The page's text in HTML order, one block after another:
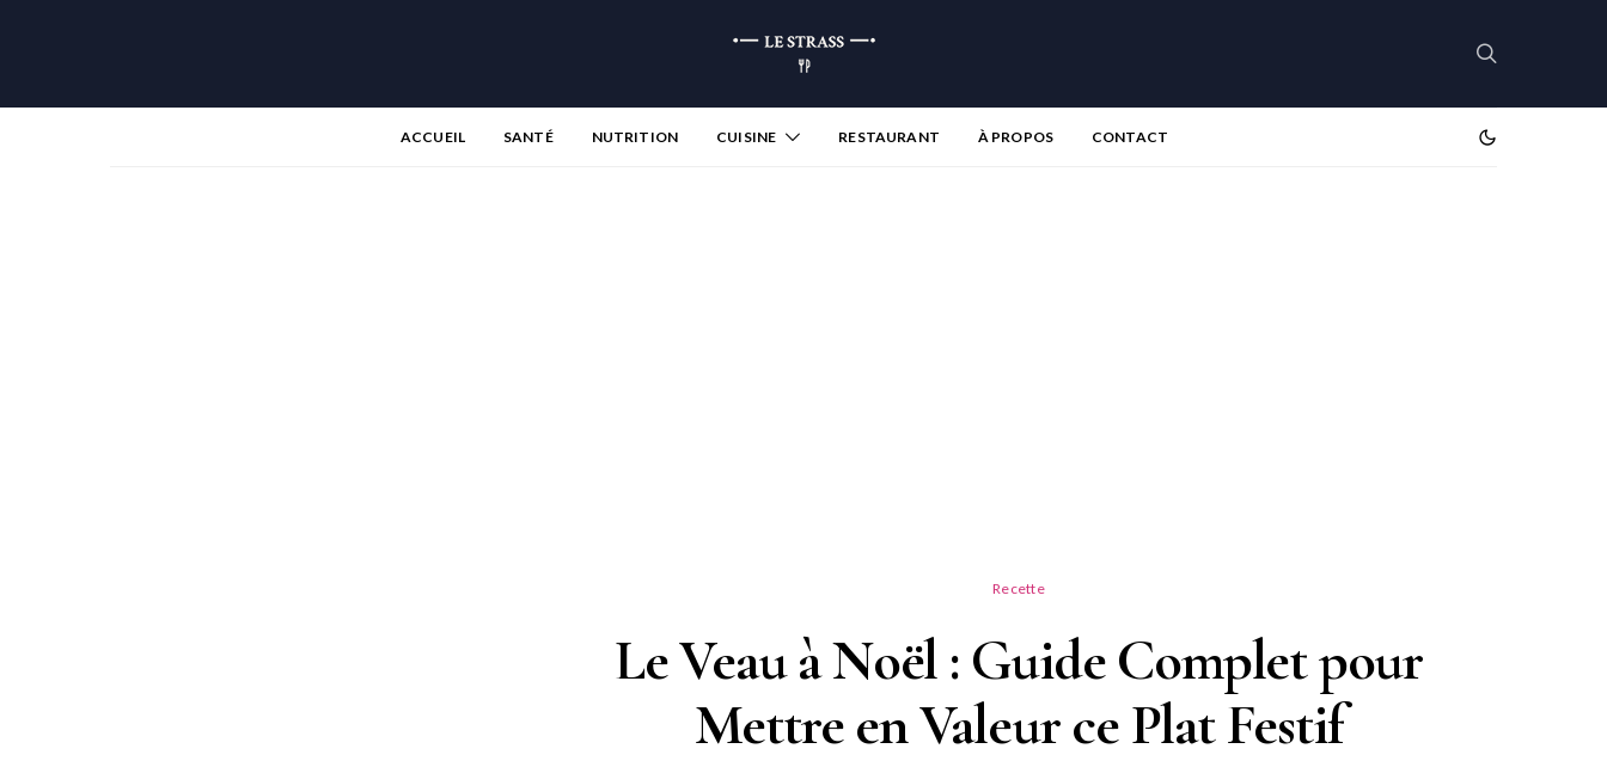
ACCUEIL SANTÉ NUTRITION CUISINE RESTAURANT À PROPOS CONTACT
Recette
Le Veau à Noël : Guide Complet pour
Mettre en Valeur ce Plat Festif